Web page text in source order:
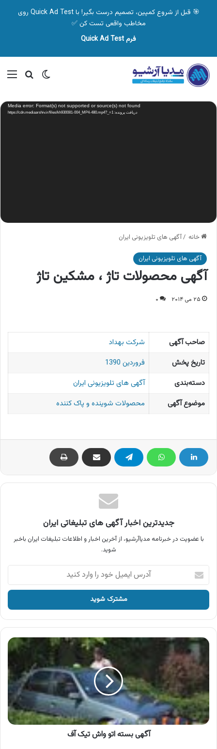
🎯 قبل از شروع کمپین، تصمیم درست بگیر! با Quick Ad Test روی
مخاطب واقعی تست کن ✅
فرم Quick Ad Test
تغییر پوسته
نمایشگر
ویدیو Media error: Format(s) not supported or source(s) not found
دریافت پرونده: https://cdn.mediaarshiv.ir/files/kh930081-004_MP4-480.mp4?_=1
خانه /آگهی های تلویزیونی ایران
آگهی های تلویزیونی ایران
آگهی محصولات تاژ ، مشکین تاژ
۲۵ می ۲۰۱۴ ۰
صاحب آگهی
شرکت بهداد
تاریخ پخش
فروردین 1390
دسته‌بندی
آگهی های تلویزیونی ایران
موضوع آگهی
محصولات شوینده و پاک کننده
جدیدترین اخبار آگهی های تبلیغاتی ایران
با عضویت در خبرنامه مدیاآرشیو، از آخرین اخبار و اطلاعات تبلیغات ایران باخبر
شوید.
آدرس
ایمیل
خود
وارد
کنید
آگهی
اتو
واش
آف
آگهی بسته اتو واش تیک آف